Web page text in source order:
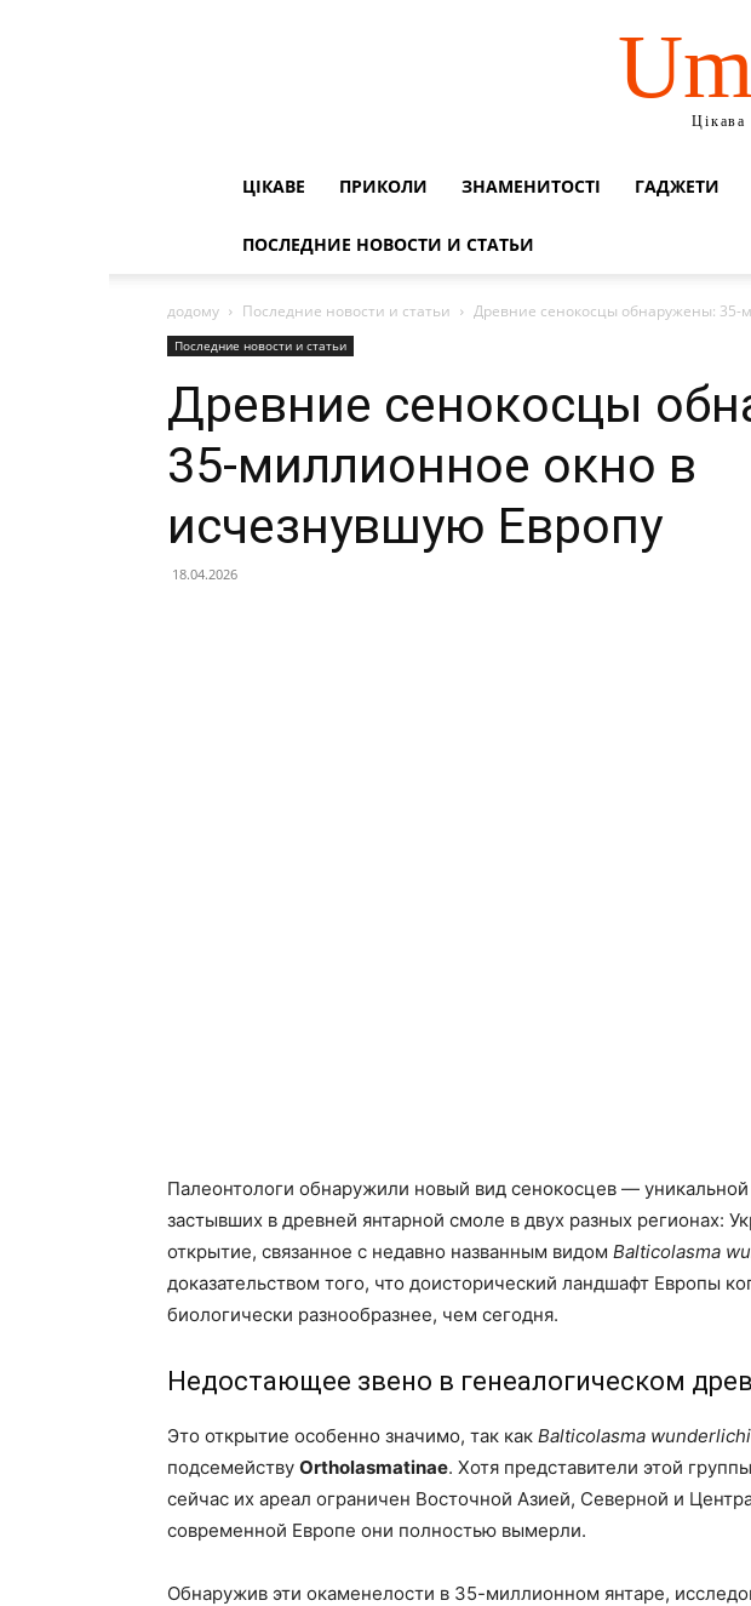
Цікава
ЦІКАВЕ ПРИКОЛИ ЗНАМЕНИТОСТІ ГАДЖЕТИ
ПОСЛЕДНИЕ НОВОСТИ И СТАТЬИ
додому Последние новости и статьи Древние сенокосцы обнаружены:
Последние новости и статьи
Древние сенокосцы
35-миллионное окно в
исчезнувшую Европу
18.04.2026
Палеонтологи обнаружили новый вид сенокосцев —
застывших в древней янтарной смоле в двух разных регионах:
открытие, связанное с недавно названным видом Balticolasma
доказательством того, что доисторический ландшафт Европы
биологически разнообразнее, чем сегодня.
Недостающее звено в генеалогическом
Это открытие особенно значимо, так как Balticolasma wunderlichi
подсемейству Ortholasmatinae. Хотя представители этой
сейчас их ареал ограничен Восточной Азией, Северной и
современной Европе они полностью вымерли.
Обнаружив эти окаменелости в 35-миллионном янтаре,